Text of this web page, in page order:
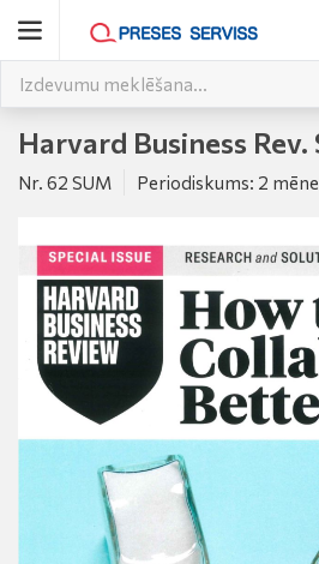
Harvard Business Rev.
Nr. 62 SUM Periodiskums: 2